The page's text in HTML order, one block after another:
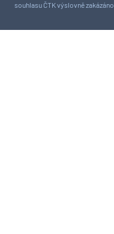
souhlasu ČTK výslovně zakázáno.